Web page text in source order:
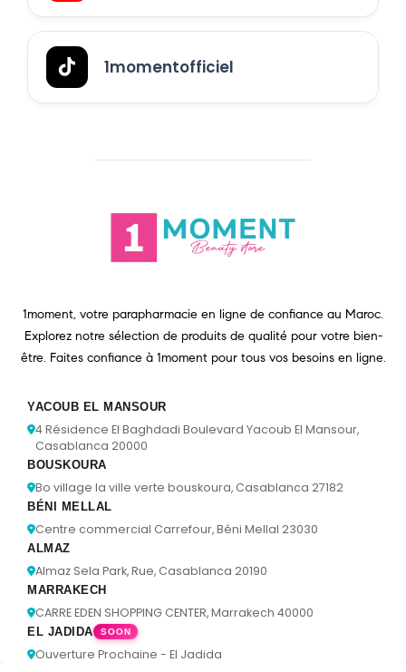
1momentofficiel
1moment, votre parapharmacie en ligne de confiance au Maroc.
Explorez notre sélection de produits de qualité pour votre bien-
être. Faites confiance à 1moment pour tous vos besoins en ligne.
YACOUB EL MANSOUR
4 Résidence El Baghdadi Boulevard Yacoub El Mansour,
Casablanca 20000
BOUSKOURA
Bo village la ville verte bouskoura, Casablanca 27182
BÉNI MELLAL
Centre commercial Carrefour, Béni Mellal 23030
ALMAZ
Almaz Sela Park, Rue, Casablanca 20190
MARRAKECH
CARRE EDEN SHOPPING CENTER, Marrakech 40000
EL JADIDA SOON
Ouverture Prochaine - El Jadida